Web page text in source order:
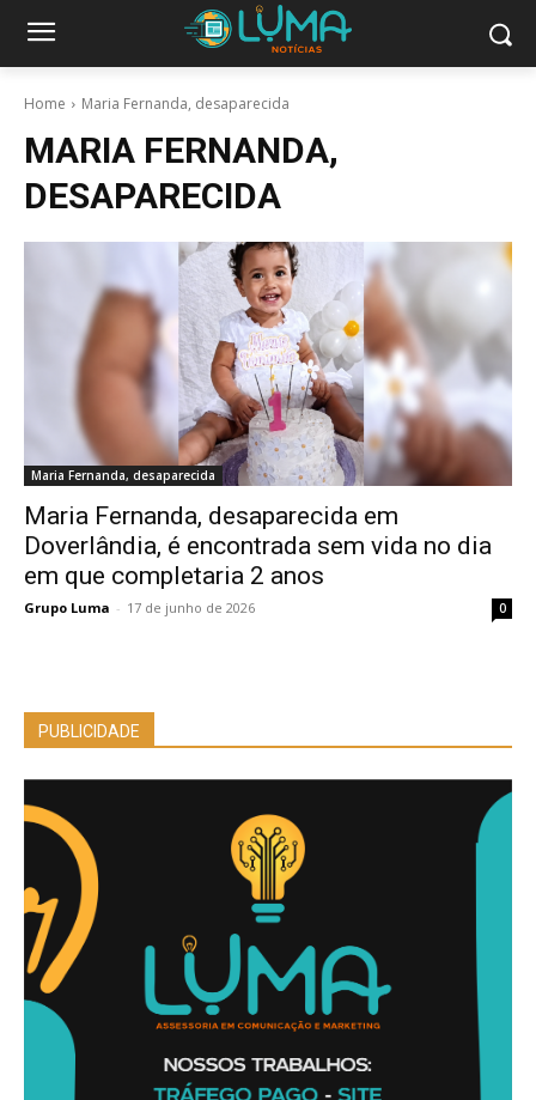
Home Maria Fernanda, desaparecida
MARIA FERNANDA,
DESAPARECIDA
Maria Fernanda, desaparecida
Maria Fernanda, desaparecida em
Doverlândia, é encontrada sem vida no dia
em que completaria 2 anos
Grupo Luma - 17 de junho de 2026 0
PUBLICIDADE